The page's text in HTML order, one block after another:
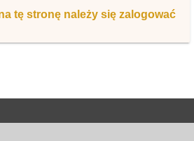
tę stronę należy się zalogować